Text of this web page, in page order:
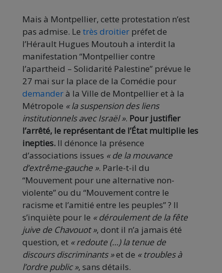
Mais à Montpellier, cette protestation n’est
pas admise. Le très droitier préfet de
l’Hérault Hugues Moutouh a interdit la
manifestation “Montpellier contre
l’apartheid – Solidarité Palestine” prévue le
27 mai sur la place de la Comédie pour
demanderà la Ville de Montpellier et à la
Métropole « la suspension des liens
institutionnels avec Israël ». Pour justifier
l’arrêté, le représentant de l’État multiplie les
inepties. Il dénonce la présence
d’associations issues « de la mouvance
d’extrême-gauche ». Parle-t-il du
“Mouvement pour une alternative non-
violente” ou du “Mouvement contre le
racisme et l’amitié entre les peuples” ? Il
s’inquiète pour le « déroulement de la fête
juive de Chavouot », dont il n’a jamais été
question, et « redoute (…) la tenue de
discours discriminants »et de « troubles à
l’ordre public », sans détails.